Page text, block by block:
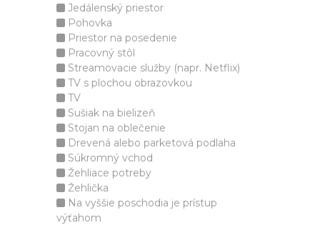
Jedálenský priestor
Pohovka
Priestor na posedenie
Pracovný stôl
Streamovacie služby (napr. Netflix)
TV s plochou obrazovkou
TV
Sušiak na bielizeň
Stojan na oblečenie
Drevená alebo parketová podlaha
Súkromný vchod
Žehliace potreby
Žehlička
Na vyššie poschodia je prístup
výťahom